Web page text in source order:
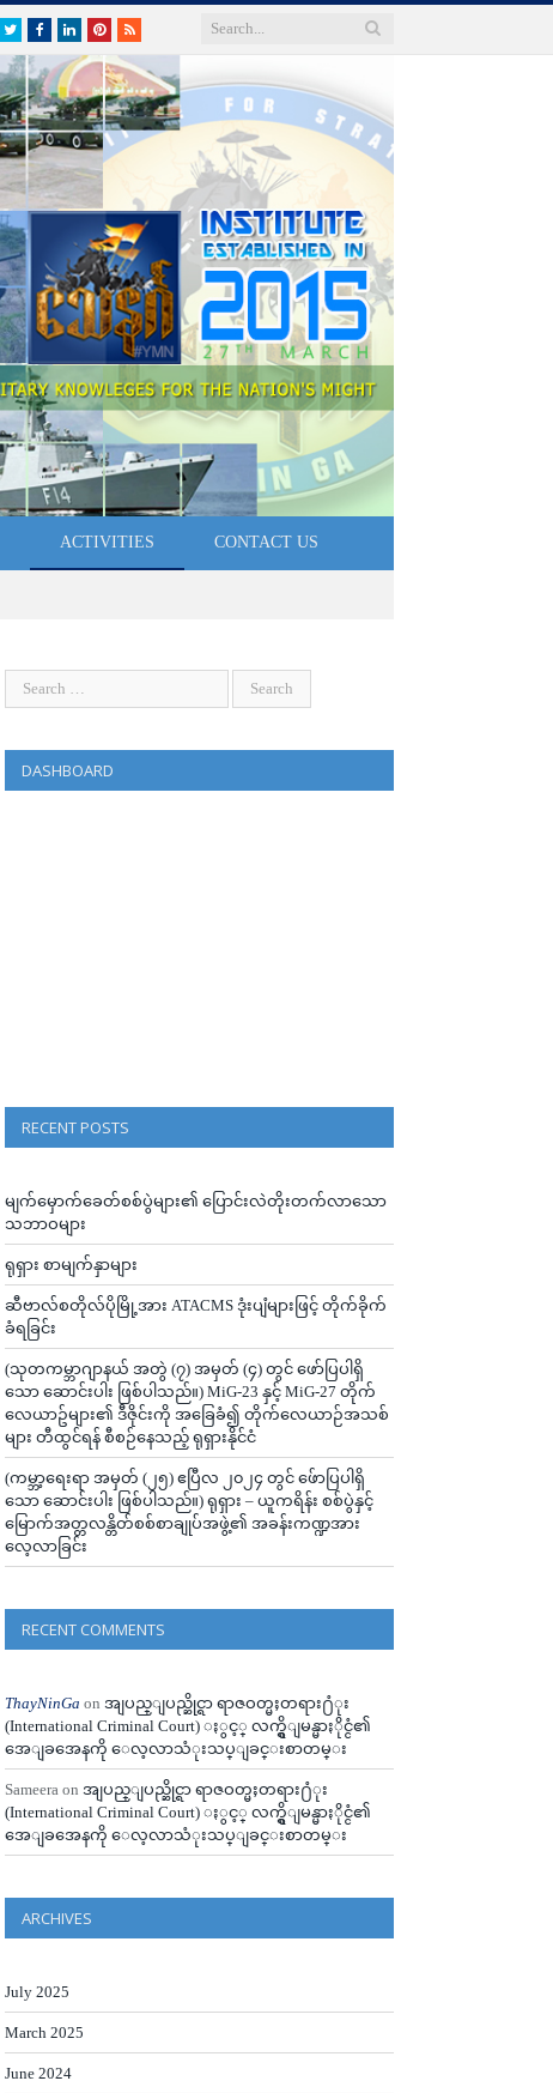
TwitterFacebookLinkedInPinterest
RSS
ACTIVITIES CONTACT US
DASHBOARD
RECENT POSTS
မျက်မှောက်ခေတ်စစ်ပွဲများ၏ ပြောင်းလဲတိုးတက်လာသော
သဘာဝများ
ရုရှား စာမျက်နှာများ
ဆီဗာလ်စတိုလ်ပိုမြို့အား ATACMS ဒုံးပျံများဖြင့် တိုက်ခိုက်
ခံရခြင်း
(သုတကမ္ဘာဂျာနယ် အတွဲ (၇) အမှတ် (၄) တွင် ဖော်ပြပါရှိ
သော ဆောင်းပါး ဖြစ်ပါသည်။) MiG-23 နှင့် MiG-27 တိုက်
လေယာဥ်များ၏ ဒီဇိုင်းကို အခြေခံ၍ တိုက်လေယာဉ်အသစ်
များ တီထွင်ရန် စီစဉ်နေသည့် ရုရှားနိုင်ငံ
(ကမ္ဘာ့ရေးရာ အမှတ် (၂၅) ဧပြီလ ၂၀၂၄ တွင် ဖ်ောပြပါရှိ
သော ဆောင်းပါး ဖြစ်ပါသည်။) ရုရှား – ယူကရိန်း စစ်ပွဲနှင့်
မြောက်အတ္တလန္တိတ်စစ်စာချုပ်အဖွဲ့၏ အခန်းကဏ္ဍအား
လေ့လာခြင်း
RECENT COMMENTS
ThayNinGa on အျပည္ျပည္ဆိုင္ရာ ရာဇဝတ္မႈတရား႐ံုး
(International Criminal Court) ႏွင့္ လက္ရွိျမန္မာႏိုင္ငံ၏
အေျခအေနကို ေလ့လာသံုးသပ္ျခင္းစာတမ္း
Sameera on အျပည္ျပည္ဆိုင္ရာ ရာဇဝတ္မႈတရား႐ံုး
(International Criminal Court) ႏွင့္ လက္ရွိျမန္မာႏိုင္ငံ၏
အေျခအေနကို ေလ့လာသံုးသပ္ျခင္းစာတမ္း
ARCHIVES
July 2025
March 2025
June 2024